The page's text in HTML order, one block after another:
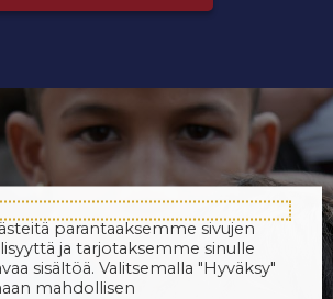
parantaaksemme sivujen
ja tarjotaksemme sinulle
sisältöä. Valitsemalla "Hyväksy"
mahdollisen